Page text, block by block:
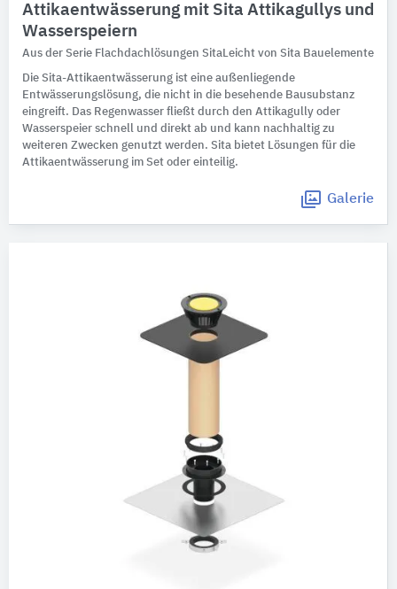
Attikaentwässerung mit Sita Attikagullys und
Wasserspeiern
Aus der Serie Flachdachlösungen SitaLeicht von Sita Bauelemente
Die Sita-Attikaentwässerung ist eine außenliegende
Entwässerungslösung, die nicht in die besehende Bausubstanz
eingreift. Das Regenwasser fließt durch den Attikagully oder
Wasserspeier schnell und direkt ab und kann nachhaltig zu
weiteren Zwecken genutzt werden. Sita bietet Lösungen für die
Attikaentwässerung im Set oder einteilig.
Galerie